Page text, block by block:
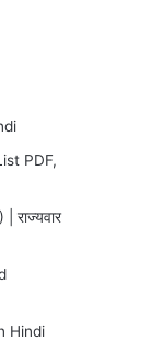
PDF,
राज्यवार
Hindi